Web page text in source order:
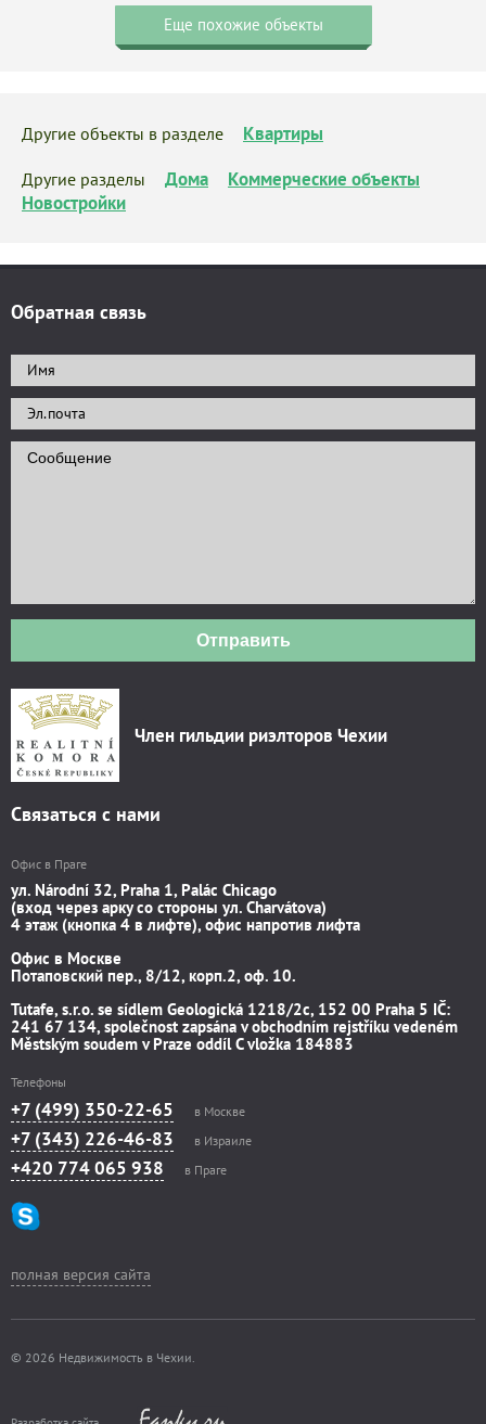
Еще похожие объекты
Другие объекты в разделе Квартиры
Другие разделы Дома
Коммерческие объекты
Новостройки
Обратная связь
Отправить
Член гильдии риэлторов Чехии
Связаться с нами
Офис в Праге
ул. Národní 32, Praha 1, Palác Chicago
(вход через арку со стороны ул. Charvátova)
4 этаж (кнопка 4 в лифте), офис напротив лифта
Офис в Москве
Потаповский пер., 8/12, корп.2, оф. 10.
Tutafe, s.r.o. se sídlem Geologická 1218/2c, 152 00 Praha 5 IČ:
241 67 134, společnost zapsána v obchodním rejstříku vedeném
Městským soudem v Praze oddíl C vložka 184883
Телефоны
+7 (499) 350-22-65 в Москве
+7 (343) 226-46-83 в Израиле
+420 774 065 938 в Праге
полная версия сайта
© 2026 Недвижимость в Чехии.